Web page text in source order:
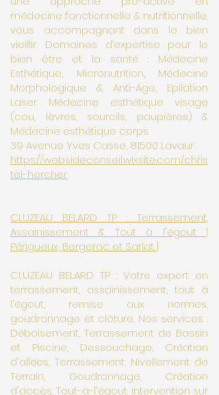
médecine fonctionnelle & nutritionnelle,
vous accompagnant dans le bien
vieillir. Domaines d’expertise pour le
bien être et la santé : Médecine
Esthétique, Micronutrition, Médecine
Morphologique & Anti-Age, Epilation
Laser. Médecine esthétique visage
(cou, lèvres, sourcils, paupières) &
Médecine esthétique corps.
39 Avenue Yves Casse, 81500 Lavaur
https://websideconseil.wixsite.com/chris
tel-hercher
CLUZEAU BELARD TP : Terrassement,
Assainissement & Tout à l'égout |
Périgueux, Bergerac et Sarlat |
CLUZEAU BELARD TP : Votre expert en
terrassement, assainissement, tout à
l'égout, remise aux normes,
goudronnage et clôture. Nos services :
Déboisement, Terrassement de Bassin
et Piscine, Dessouchage, Création
d'allées, Terrassement, Nivellement de
Terrain, Goudronnage, Création
d'accès, Tout-à-l'égout. Intervention sur